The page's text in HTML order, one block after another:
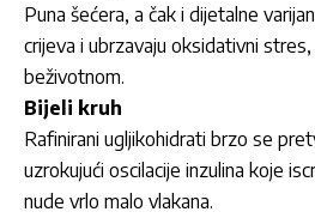
Puna šećera, a čak i dijetalne
crijeva i ubrzavaju oksidativni
beživotnom.
Bijeli kruh
Rafinirani ugljikohidrati brzo se
uzrokujući oscilacije inzulina koje
nude vrlo malo vlakana.